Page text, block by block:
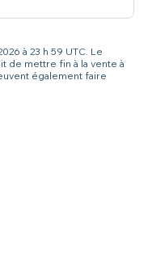
à 23 h 59 UTC. Le
de mettre fin à la vente à
également faire